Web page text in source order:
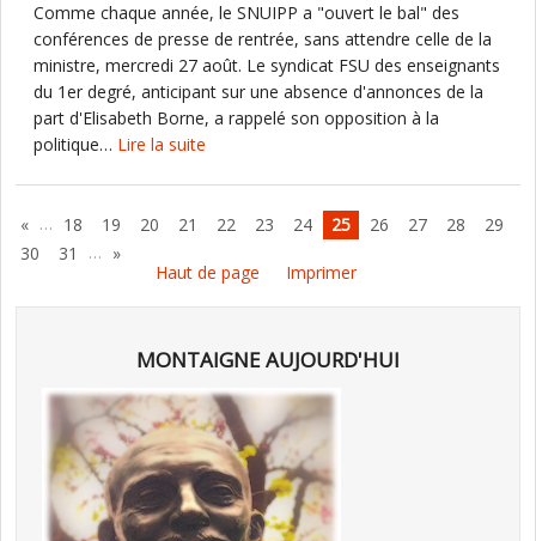
Comme chaque année, le SNUIPP a "ouvert le bal" des
conférences de presse de rentrée, sans attendre celle de la
ministre, mercredi 27 août. Le syndicat FSU des enseignants
du 1er degré, anticipant sur une absence d'annonces de la
part d'Elisabeth Borne, a rappelé son opposition à la
politique… Lire la suite
« … 18 19 20 21 22 23 24 25 26 27 28
29
30
31 … »
Haut de page
Imprimer
MONTAIGNE AUJOURD'HUI